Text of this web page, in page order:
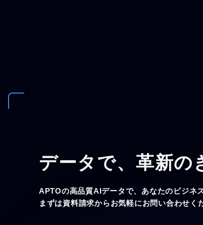
データで、 革新の
APTOの高品質AIデータで、あなたのビジネ
まずは資料請求からお気軽にお問い合わせく